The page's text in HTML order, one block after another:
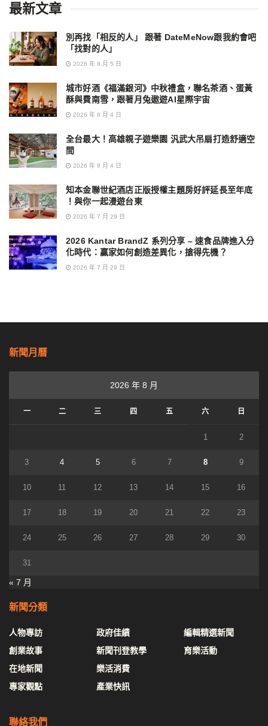
最新文章
別再找「相反的人」 跟著 DateMeNow跟我約會吧
「找對的人」
2026 年 8 月 5 日
城市好酒《福滿銀河》中秋禮盒，聯名茶酒、蛋黃
酥與費南雪，跟著月兔遨遊AI星際宇宙
2026 年 8 月 4 日
全台最大！高雄親子遊樂園 汎武大吊扇打造舒適空
間
2026 年 8 月 4 日
知本金聯世紀酒店正版授權主題房好評延長至年底
！與你一起漫遊台東
2026 年 7 月 29 日
2026 Kantar BrandZ 系列分享 – 速食品牌進入分
化時代：贏家如何創造差異化，搶得先機？
2026 年 7 月 29 日
新聞月曆
2026 年 8 月
一 二 三 四 五 六 日
1 2
3 4 5 6 7 8 9
10 11 12 13 14 15 16
17 18 19 20 21 22 23
24 25 26 27 28 29 30
31
« 7 月
新聞分類
人物專訪
創業故事
在地新聞
專家觀點
政府佳績
新聞刊登教學
樂活消費
產業快訊
編輯精選新聞
育樂活動
聯絡我們